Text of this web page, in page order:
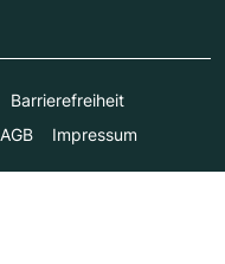
Barrierefreiheit
AGB Impressum